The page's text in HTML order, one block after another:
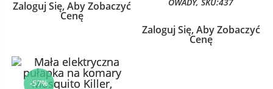
Zaloguj Się, Aby Zobaczyć
Cenę
Zaloguj Się, Aby Zobaczyć
Cenę
-57%